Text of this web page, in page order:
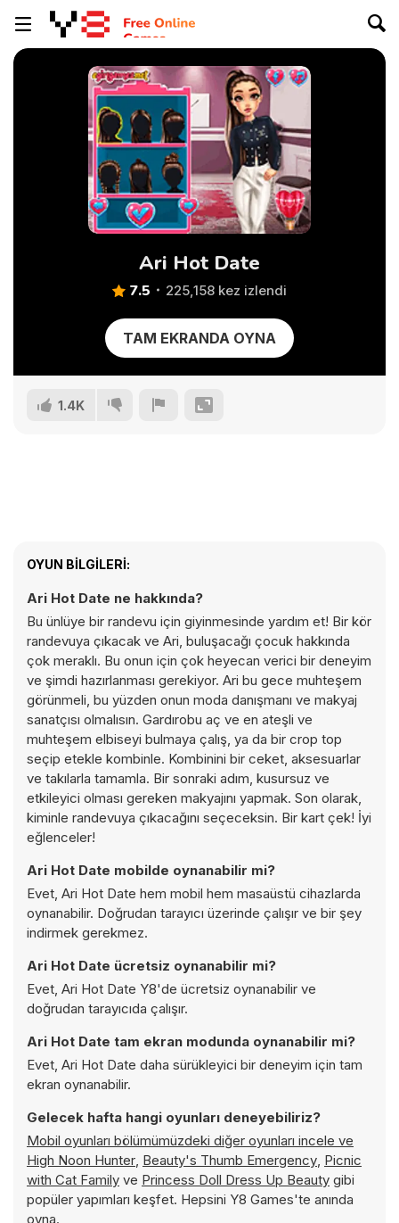
Ari Hot Date
7.5 225,158 kez izlendi
TAM EKRANDA OYNA
1.4K
OYUN BILGILERI:
Ari Hot Date ne hakkında?
Bu ünlüye bir randevu için giyinmesinde yardım et! Bir kör
randevuya çıkacak ve Ari, buluşacağı çocuk hakkında
çok meraklı. Bu onun için çok heyecan verici bir deneyim
ve şimdi hazırlanması gerekiyor. Ari bu gece muhteşem
görünmeli, bu yüzden onun moda danışmanı ve makyaj
sanatçısı olmalısın. Gardırobu aç ve en ateşli ve
muhteşem elbiseyi bulmaya çalış, ya da bir crop top
seçip etekle kombinle. Kombinini bir ceket, aksesuarlar
ve takılarla tamamla. Bir sonraki adım, kusursuz ve
etkileyici olması gereken makyajını yapmak. Son olarak,
kiminle randevuya çıkacağını seçeceksin. Bir kart çek! İyi
eğlenceler!
Ari Hot Date mobilde oynanabilir mi?
Evet, Ari Hot Date hem mobil hem masaüstü cihazlarda
oynanabilir. Doğrudan tarayıcı üzerinde çalışır ve bir şey
indirmek gerekmez.
Ari Hot Date ücretsiz oynanabilir mi?
Evet, Ari Hot Date Y8'de ücretsiz oynanabilir ve
doğrudan tarayıcıda çalışır.
Ari Hot Date tam ekran modunda oynanabilir mi?
Evet, Ari Hot Date daha sürükleyici bir deneyim için tam
ekran oynanabilir.
Gelecek hafta hangi oyunları deneyebiliriz?
Mobil oyunları bölümümüzdeki diğer oyunları incele ve
High Noon Hunter, Beauty's Thumb Emergency, Picnic
with Cat Family ve Princess Doll Dress Up Beauty gibi
popüler yapımları keşfet. Hepsini Y8 Games'te anında
oyna.